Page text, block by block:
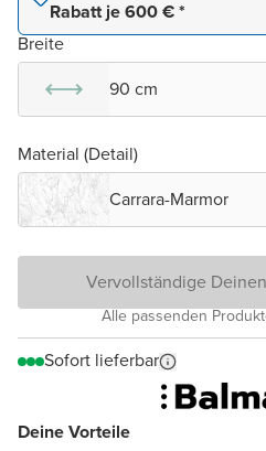
Deine Vorteile
Rabatt je 600 € *
Breite
90 cm
Material (Detail)
Carrara-Marmor
Vervollständige
Alle passenden
Sofort lieferbar